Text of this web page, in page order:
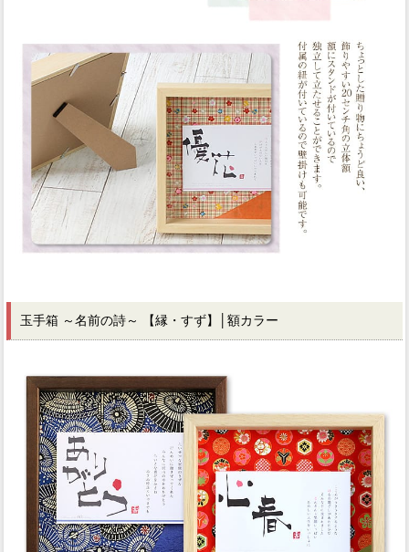
玉手箱 ～名前の詩～ 【縁・すず】 │額カラー